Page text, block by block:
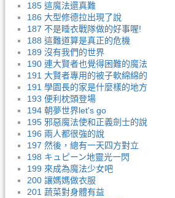
185 這魔法還真難
186 大型修德拉出現了說
187 不是睡衣戰隊做的好事喔!
188 這難道算是真正的危機
189 沒有我們的世界
190 連大賢者也覺得困難的魔法
191 大賢者專用的被子軟綿綿的
191 學園長的家是什麼樣的地方
193 便利枕頭登場
194 朝夢世界let's go
195 邪惡魔法使和正義劍士的說
196 兩人都很強的說
197 然後，總有一天四方對立
198 キュピーン地靈光一閃
199 來成為魔法少女吧
200 讓媽媽做衣服
201 蔬菜對身體有益